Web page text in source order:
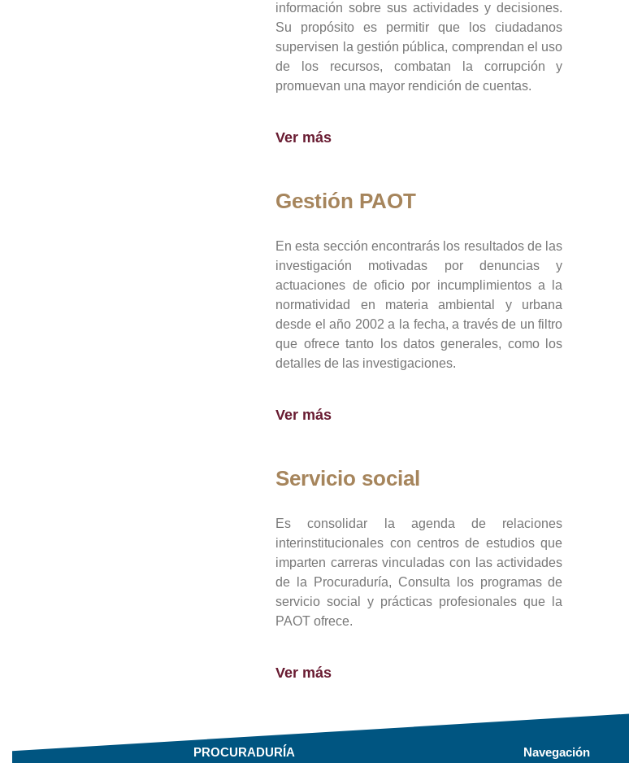
información sobre sus actividades y decisiones.
Su propósito es permitir que los ciudadanos
supervisen la gestión pública, comprendan el uso
de los recursos, combatan la corrupción y
promuevan una mayor rendición de cuentas.
Ver más
Gestión PAOT
En esta sección encontrarás los resultados de las
investigación motivadas por denuncias y
actuaciones de oficio por incumplimientos a la
normatividad en materia ambiental y urbana
desde el año 2002 a la fecha, a través de un filtro
que ofrece tanto los datos generales, como los
detalles de las investigaciones.
Ver más
Servicio social
Es consolidar la agenda de relaciones
interinstitucionales con centros de estudios que
imparten carreras vinculadas con las actividades
de la Procuraduría, Consulta los programas de
servicio social y prácticas profesionales que la
PAOT ofrece.
Ver más
PROCURADURÍA Navegación